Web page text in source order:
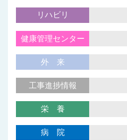
リハビリ
健康管理センター
外来
工事進捗情報
栄養
病院